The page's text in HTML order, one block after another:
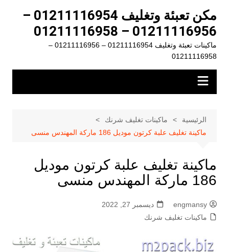
المحتوى
مكن تعبئة وتغليف 01211116954 –
01211116956 – 01211116958
ماكينات تعبئة وتغليف 01211116954 – 01211116956 –
01211116958
الرئيسية
ماكينات تغليف شرنك
ماكينة تغليف علبة كرتون موديل 186 ماركة المهندس منسى
ماكينة تغليف علبة كرتون موديل
186 ماركة المهندس منسى
engmansy
ديسمبر 27, 2022
ماكينات تغليف شرنك